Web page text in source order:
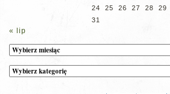
24
25 26 27 28 29
31
« lip
Archiwum
Kategorie
wpisów